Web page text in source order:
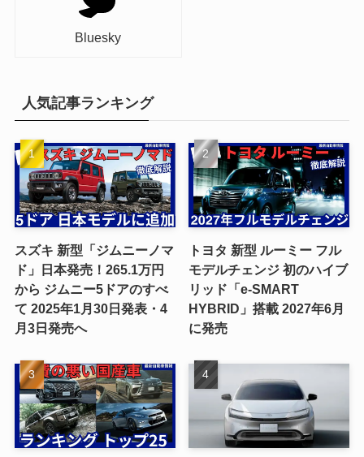
Bluesky
人気記事ランキング
スズキ 新型「ジムニーノマ
ド」日本発売！265.1万円
から ジムニー5ドアのすべ
て 2025年1月30日発表・4
月3日発売へ
トヨタ 新型 ルーミー フル
モデルチェンジ 初のハイブ
リッド「e-SMART
HYBRID」搭載 2027年6月
に発売